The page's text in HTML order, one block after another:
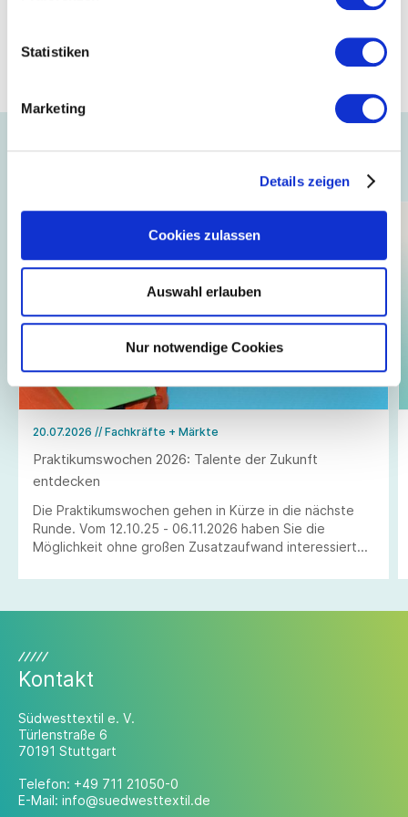
Statistiken
Marketing
Details zeigen
Cookies zulassen
Auswahl erlauben
Nur notwendige Cookies
20.07.2026 // Fachkräfte + Märkte
Praktikumswochen 2026: Talente der Zukunft
entdecken
Die Praktikumswochen gehen in Kürze in die nächste
Runde. Vom 12.10.25 - 06.11.2026 haben Sie die
Möglichkeit ohne großen Zusatzaufwand interessierte
gewinnen. Erleben Sie die Jugendlichen persönlich und
Kontakt
Südwesttextil e. V.
Türlenstraße 6
70191 Stuttgart
Telefon: +49 711 21050-0
E-Mail: info@suedwesttextil.de